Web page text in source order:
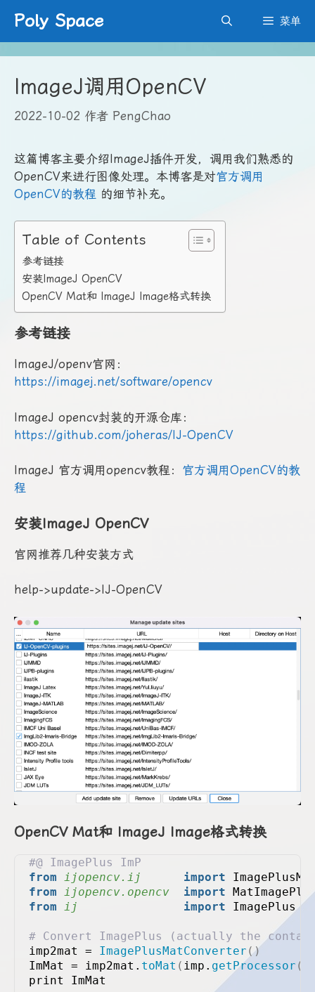
内
容
Poly Space 菜单
ImageJ调用OpenCV
2022-10-02 作者 PengChao
这篇博客主要介绍ImageJ插件开发，调用我们熟悉的
OpenCV来进行图像处理。本博客是对官方调用
OpenCV的教程 的细节补充。
Table of Contents
参考链接
安装ImageJ OpenCV
OpenCV Mat和 ImageJ Image格式转换
参考链接
ImageJ/openv官网：
https://imagej.net/software/opencv
ImageJ opencv封装的开源仓库：
https://github.com/joheras/IJ-OpenCV
ImageJ 官方调用opencv教程： 官方调用OpenCV的教
程
安装ImageJ OpenCV
官网推荐几种安装方式
help->update->IJ-OpenCV
OpenCV Mat和 ImageJ Image格式转换
#@ ImagePlus ImP
from
ijopencv.ij
      import
from
ijopencv.opencv
  import
from
ij
               import
ImagePlus
# Convert ImagePlus (actually the
imp2mat = ImagePlusMatConverter ()
ImMat = imp2mat. toMat ( imp. getProcessor
print ImMat